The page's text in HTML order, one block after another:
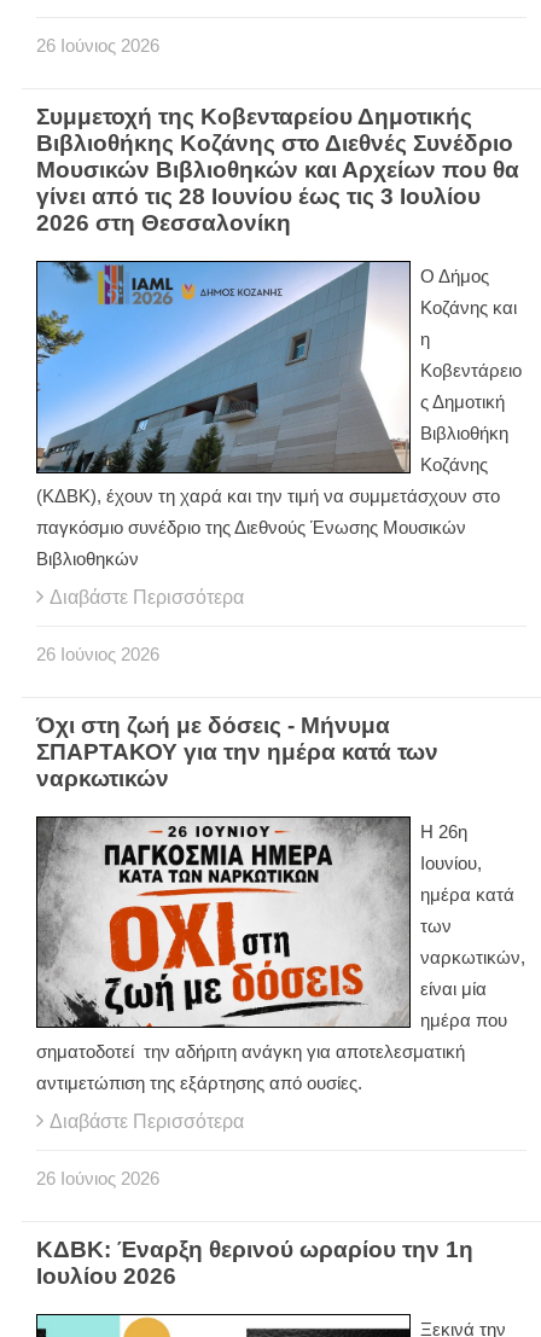
26 Ιούνιος 2026
Συμμετοχή της Κοβενταρείου Δημοτικής
Βιβλιοθήκης Κοζάνης στο Διεθνές Συνέδριο
Μουσικών Βιβλιοθηκών και Αρχείων που θα
γίνει από τις 28 Ιουνίου έως τις 3 Ιουλίου
2026 στη Θεσσαλονίκη
Ο Δήμος
Κοζάνης και
η
Κοβεντάρειο
ς Δημοτική
Βιβλιοθήκη
Κοζάνης
(ΚΔΒΚ), έχουν τη χαρά και την τιμή να συμμετάσχουν στο
παγκόσμιο συνέδριο της Διεθνούς Ένωσης Μουσικών
Βιβλιοθηκών
Διαβάστε Περισσότερα
26 Ιούνιος 2026
Όχι στη ζωή με δόσεις - Μήνυμα
ΣΠΑΡΤΑΚΟΥ για την ημέρα κατά των
ναρκωτικών
Η 26η
Ιουνίου,
ημέρα κατά
των
ναρκωτικών,
είναι μία
ημέρα που
σηματοδοτεί την αδήριτη ανάγκη για αποτελεσματική
αντιμετώπιση της εξάρτησης από ουσίες.
Διαβάστε Περισσότερα
26 Ιούνιος 2026
ΚΔΒΚ: Έναρξη θερινού ωραρίου την 1η
Ιουλίου 2026
Ξεκινά την